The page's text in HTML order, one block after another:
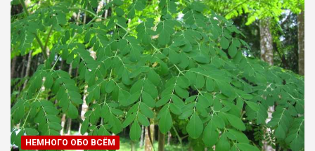
НЕМНОГО ОБО ВСЁМ